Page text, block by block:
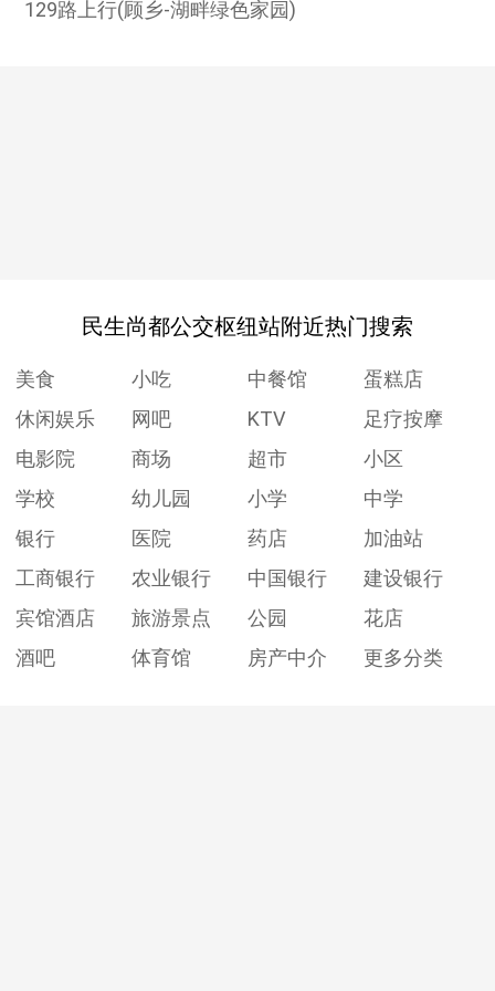
129路上行(顾乡-湖畔绿色家园)
民生尚都公交枢纽站附近热门搜索
美食 小吃 中餐馆
蛋糕店
休闲娱乐
网吧 KTV
足疗按摩
电影院
商场 超市
小区
学校
幼儿园 小学
中学
银行
医院 药店
加油站
工商银行
农业银行 中国银行
建设银行
宾馆酒店
旅游景点 公园
花店
酒吧
体育馆 房产中介 更多分类